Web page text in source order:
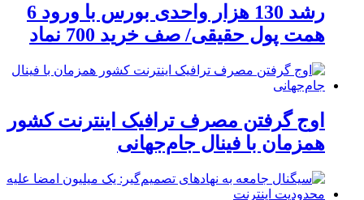
رشد 130 هزار واحدی بورس با ورود 6
همت پول حقیقی/ صف خرید 700 نماد
اوج گرفتن مصرف ترافیک اینترنت کشور
همزمان با فینال جام‌جهانی